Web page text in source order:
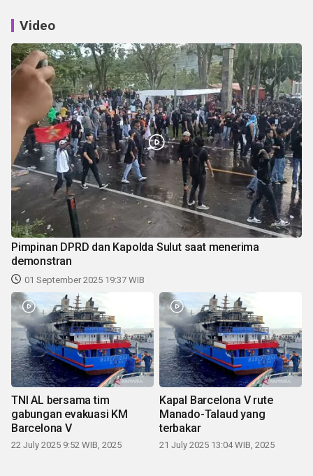
Video
Pimpinan DPRD dan Kapolda Sulut saat menerima
demonstran
01 September 2025 19:37 WIB
TNI AL bersama tim
gabungan evakuasi KM
Barcelona V
22 July 2025 9:52 WIB, 2025
Kapal Barcelona V rute
Manado-Talaud yang
terbakar
21 July 2025 13:04 WIB, 2025